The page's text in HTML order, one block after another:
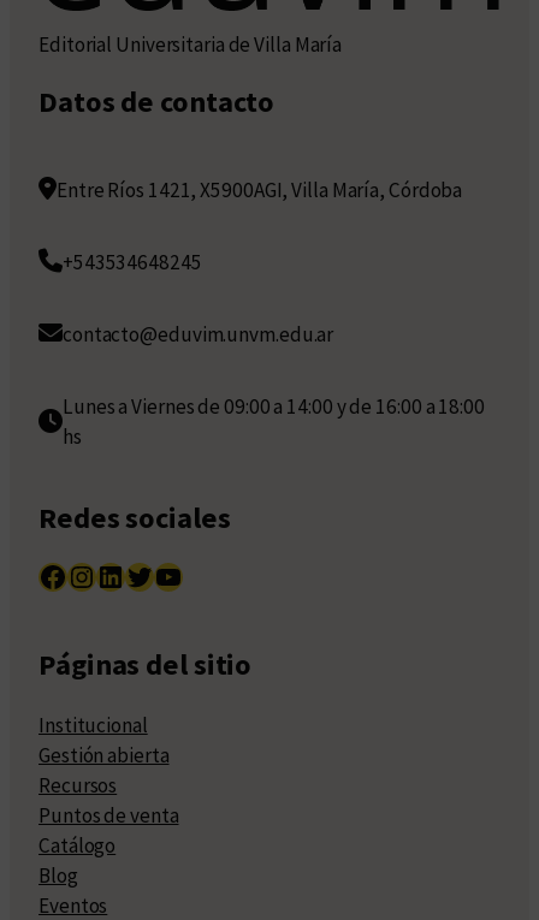
Editorial Universitaria de Villa María
Datos de contacto
Entre Ríos 1421, X5900AGI, Villa María, Córdoba
+543534648245
contacto@eduvim.unvm.edu.ar
Lunes a Viernes de 09:00 a 14:00 y de 16:00 a 18:00
hs
Redes sociales
Facebook InstagramLinkedIn Twitter YouTube
Páginas del sitio
Institucional
Gestión abierta
Recursos
Puntos de venta
Catálogo
Blog
Eventos